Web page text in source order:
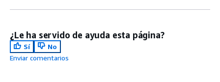
¿Le ha servido de ayuda esta página?
Sí
No
Enviar comentarios